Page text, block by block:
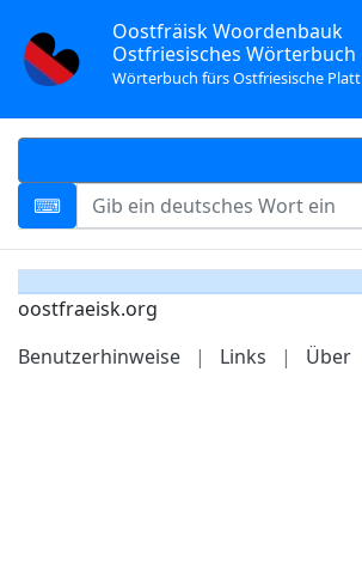
Oostfräisk Woordenbauk
Ostfriesisches Wörterbuch
Wörterbuch fürs Ostfriesische Platt
oostfraeisk.org
Benutzerhinweise
| Links | Über